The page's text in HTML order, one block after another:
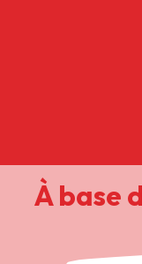
À base